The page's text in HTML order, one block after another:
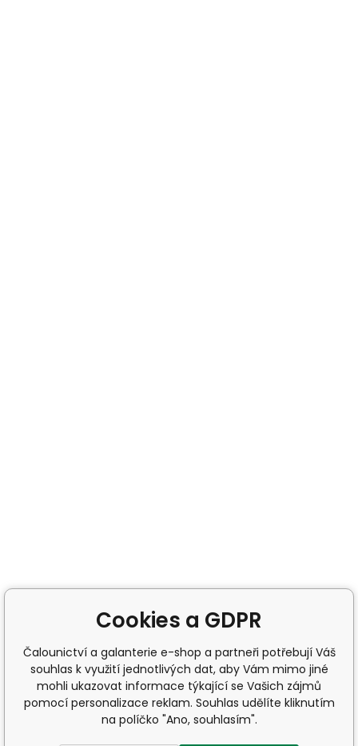
Cookies a GDPR
Čalounictví a galanterie e-shop a partneři potřebují Váš
souhlas k využití jednotlivých dat, aby Vám mimo jiné
mohli ukazovat informace týkající se Vašich zájmů
pomocí personalizace reklam. Souhlas udělíte kliknutím
na políčko "Ano, souhlasím".